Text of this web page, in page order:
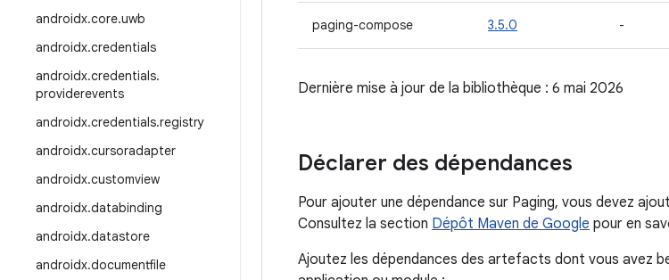
androidx.core.uwb
androidx.credentials
androidx.credentials.
providerevents
androidx.credentials.registry
androidx.cursoradapter
androidx.customview
androidx.databinding
androidx.datastore
androidx.documentfile
paging-compose 3.5.0 -
Dernière mise à jour de la bibliothèque : 6 mai 2026
Déclarer des dépendances
Pour ajouter une dépendance sur Paging, vous devez
Consultez la section Dépôt Maven de Google pour en
Ajoutez les dépendances des artefacts dont vous avez